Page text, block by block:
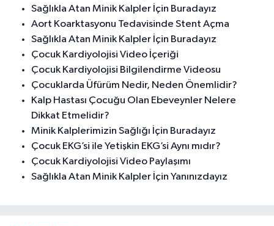
Sağlıkla Atan Minik Kalpler İçin Buradayız
Aort Koarktasyonu Tedavisinde Stent Açma
Sağlıkla Atan Minik Kalpler İçin Buradayız
Çocuk Kardiyolojisi Video İçeriği
Çocuk Kardiyolojisi Bilgilendirme Videosu
Çocuklarda Üfürüm Nedir, Neden Önemlidir?
Kalp Hastası Çocuğu Olan Ebeveynler Nelere
Dikkat Etmelidir?
Minik Kalplerimizin Sağlığı İçin Buradayız
Çocuk EKG’si ile Yetişkin EKG’si Aynı mıdır?
Çocuk Kardiyolojisi Video Paylaşımı
Sağlıkla Atan Minik Kalpler İçin Yanınızdayız